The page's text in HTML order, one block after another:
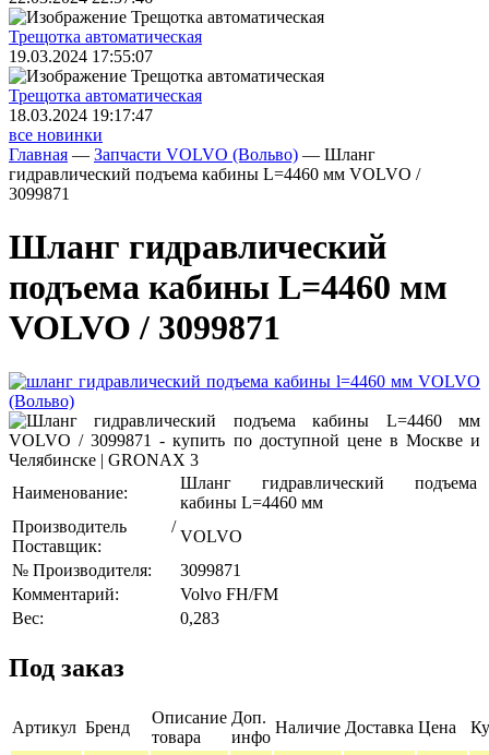
Трещoтка автоматическая
19.03.2024 17:55:07
Трещoтка автоматическая
18.03.2024 19:17:47
все новинки
Главная — Запчасти VOLVO (Вольво) — Шланг
гидравлический подъема кабины L=4460 мм VOLVO /
3099871
Шланг гидравлический
подъема кабины L=4460 мм
VOLVO / 3099871
Наименование:
Шланг гидравлический подъема
кабины L=4460 мм
Производитель /
Поставщик:
VOLVO
№ Производителя:
3099871
Комментарий:
Volvo FH/FM
Вес:
0,283
Под заказ
Артикул Бренд
Описание
товара
Доп.
инфо
Наличие Доставка Цена